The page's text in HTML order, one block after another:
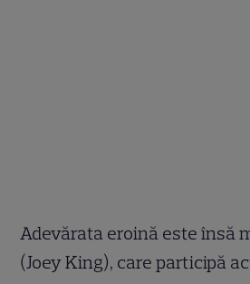
Adevărata eroină este însă
(Joey King), care participă